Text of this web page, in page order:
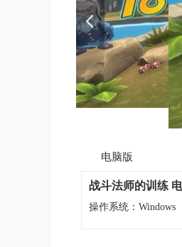
电脑版
战斗法师的训练
操作系统：Windows